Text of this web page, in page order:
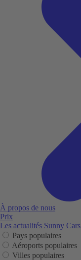
À propos de nous
Prix
Les actualités Sunny Cars
Pays populaires
Aéroports populaires
Villes populaires